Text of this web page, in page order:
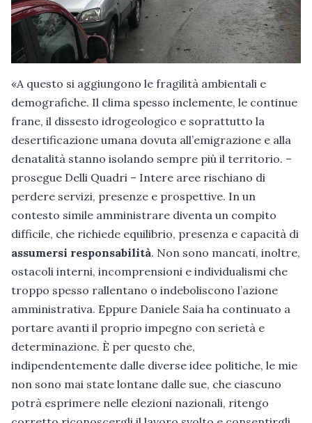
«A questo si aggiungono le fragilità ambientali e
demografiche. Il clima spesso inclemente, le continue
frane, il dissesto idrogeologico e soprattutto la
desertificazione umana dovuta all’emigrazione e alla
denatalità stanno isolando sempre più il territorio. –
prosegue Delli Quadri – Intere aree rischiano di
perdere servizi, presenze e prospettive. In un
contesto simile amministrare diventa un compito
difficile, che richiede equilibrio, presenza e capacità di
assumersi responsabilità. Non sono mancati, inoltre,
ostacoli interni, incomprensioni e individualismi che
troppo spesso rallentano o indeboliscono l’azione
amministrativa. Eppure Daniele Saia ha continuato a
portare avanti il proprio impegno con serietà e
determinazione. È per questo che,
indipendentemente dalle diverse idee politiche, le mie
non sono mai state lontane dalle sue, che ciascuno
potrà esprimere nelle elezioni nazionali, ritengo